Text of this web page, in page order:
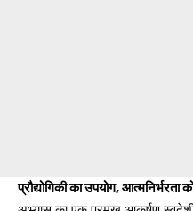
प्रौद्योगिकी का उपयोग, आत्मनिर्भरता